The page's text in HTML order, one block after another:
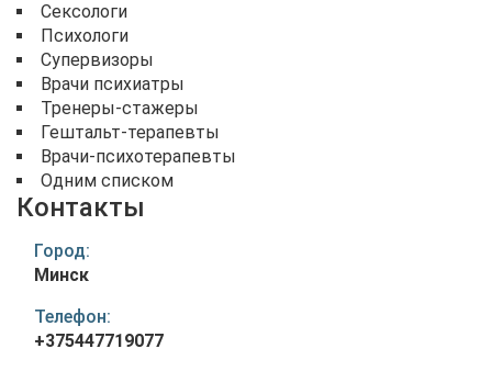
Сексологи
Психологи
Супервизоры
Врачи психиатры
Тренеры-стажеры
Гештальт-терапевты
Врачи-психотерапевты
Одним списком
Контакты
Город:
Минск
Телефон:
+375447719077